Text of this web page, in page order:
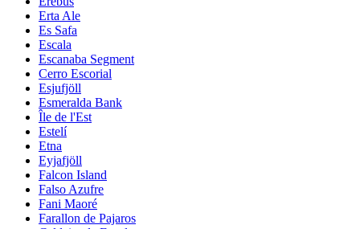
Erta Ale
Es Safa
Escala
Escanaba Segment
Cerro Escorial
Esjufjöll
Esmeralda Bank
Île de l'Est
Estelí
Etna
Eyjafjöll
Falcon Island
Falso Azufre
Fani Maoré
Farallon de Pajaros